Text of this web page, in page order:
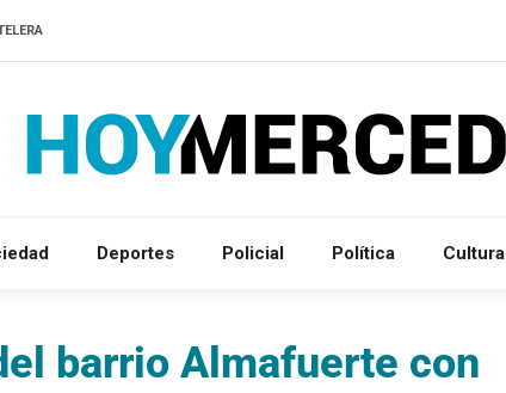
Deportes Policial Política Cultura
barrio Almafuerte con